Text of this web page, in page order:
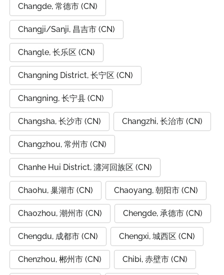
Changde, 常德市 (CN)
Changji/Sanji, 昌吉市 (CN)
Changle, 长乐区 (CN)
Changning District, 长宁区 (CN)
Changning, 长宁县 (CN)
Changsha, 长沙市 (CN) Changzhi, 长治市 (CN)
Changzhou, 常州市 (CN)
Chanhe Hui District, 瀍河回族区 (CN)
Chaohu, 巢湖市 (CN) Chaoyang, 朝阳市 (CN)
Chaozhou, 潮州市 (CN) Chengde, 承德市 (CN)
Chengdu, 成都市 (CN) Chengxi, 城西区 (CN)
Chenzhou, 郴州市 (CN) Chibi, 赤壁市 (CN)